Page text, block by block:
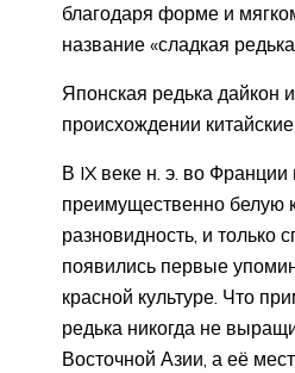
благодаря форме и
название «сладкая
Японская редька дайкон
происхождении
В IX веке н. э. во
преимущественно белую
разновидность, и только
появились первые
красной культуре. Что
редька никогда не
Восточной Азии, а её